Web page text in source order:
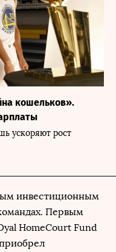
кошельков».
ускоряют рост
инвестиционным
Первым
HomeCourt Fund